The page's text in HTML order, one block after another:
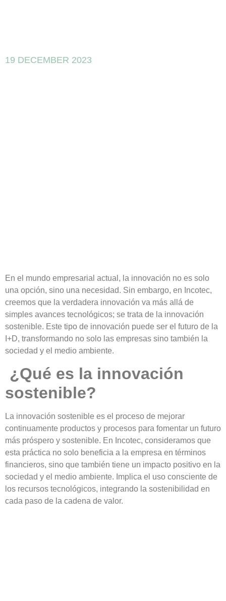
19 DECEMBER 2023
En el mundo empresarial actual, la innovación no es solo
una opción, sino una necesidad. Sin embargo, en Incotec,
creemos que la verdadera innovación va más allá de
simples avances tecnológicos; se trata de la innovación
sostenible. Este tipo de innovación puede ser el futuro de la
I+D, transformando no solo las empresas sino también la
sociedad y el medio ambiente.
¿Qué es la innovación
sostenible?
La innovación sostenible es el proceso de mejorar
continuamente productos y procesos para fomentar un futuro
más próspero y sostenible. En Incotec, consideramos que
esta práctica no solo beneficia a la empresa en términos
financieros, sino que también tiene un impacto positivo en la
sociedad y el medio ambiente. Implica el uso consciente de
los recursos tecnológicos, integrando la sostenibilidad en
cada paso de la cadena de valor​​​​.